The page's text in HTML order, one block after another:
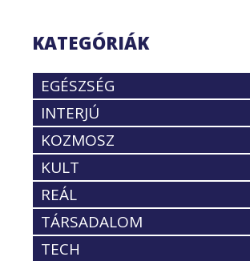
KATEGÓRIÁK
EGÉSZSÉG
INTERJÚ
KOZMOSZ
KULT
REÁL
TÁRSADALOM
TECH